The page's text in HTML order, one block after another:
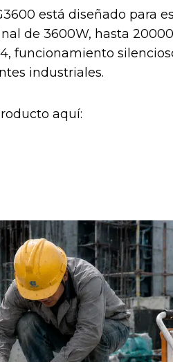
está diseñado para
de 3600W, hasta
funcionamiento
industriales.
aquí: